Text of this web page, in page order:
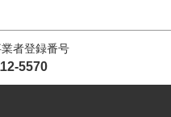
者登録番号
5570